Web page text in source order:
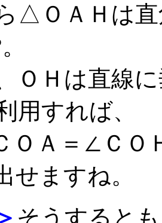
△ＯＡＨは直
ＯＨは直線
用すれば、
＝∠ＣＯＨ
ますね。
そうすると